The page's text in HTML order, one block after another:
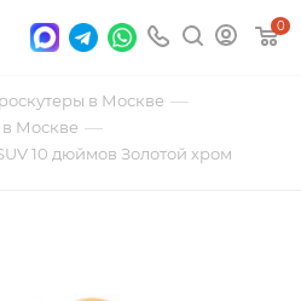
0
в Москве —
в Москве —
10 дюймов Золотой хром